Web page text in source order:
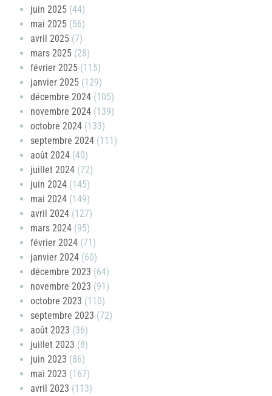
juin 2025 (44)
mai 2025 (56)
avril 2025 (7)
mars 2025 (28)
février 2025 (115)
janvier 2025 (129)
décembre 2024 (105)
novembre 2024 (139)
octobre 2024 (133)
septembre 2024 (111)
août 2024 (40)
juillet 2024 (72)
juin 2024 (145)
mai 2024 (149)
avril 2024 (127)
mars 2024 (95)
février 2024 (71)
janvier 2024 (60)
décembre 2023 (64)
novembre 2023 (91)
octobre 2023 (110)
septembre 2023 (72)
août 2023 (36)
juillet 2023 (8)
juin 2023 (86)
mai 2023 (167)
avril 2023 (113)